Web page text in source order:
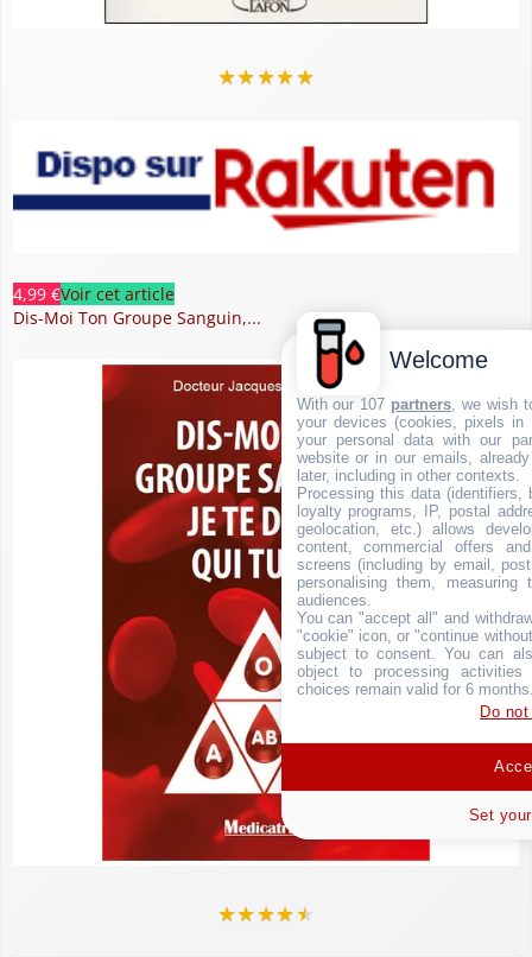
★★★★★
4,99 €Voir cet article
Dis-Moi Ton Groupe Sanguin,...
★★★★★
Welcome
With our 107 partners , we wish
your devices (cookies, pixels
your personal data with our
website or in our emails,
later, including in other contexts.
Processing this data (identifiers,
loyalty programs, IP, postal
geolocation, etc.) allows
content, commercial offers
screens (including by email,
personalising them, measuring
audiences.
You can "accept all" and
"cookie" icon, or "continue
subject to consent. You can
object to processing
choices remain valid for 6
Do
Set